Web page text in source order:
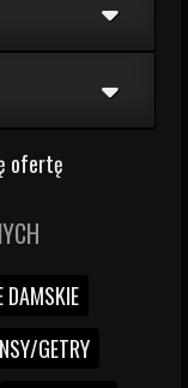
ofertę
DAMSKIE
GETRY